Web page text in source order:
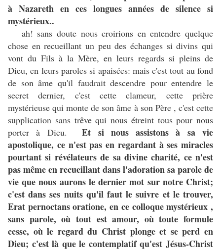
à Nazareth en ces longues années de silence si
mystérieux..
ah! sans doute nous croirions en entendre quelque
chose en recueillant un peu des échanges si divins qui
vont du Fils à la Mère, en leurs regards si pleins de
Dieu, en leurs paroles si apaisées: mais c'est tout au fond
de son âme qu'il faudrait descendre pour entendre le
secret dernier, c'est cette clameur, cette prière
mystérieuse qui monte de son âme à son Père , c'est cette
supplication sans trêve qui nous étreint tous pour nous
porter à Dieu.Et si nous assistons à sa vie
apostolique, ce n'est pas en regardant à ses miracles
pourtant si révélateurs de sa divine charité, ce n'est
pas même en recueillant dans l'adoration sa parole de
vie que nous aurons le dernier mot sur notre Christ;
c'est dans ses nuits qu'il faut le suivre et le trouver,
Erat pernoctans oratione, en ce colloque mystérieux ,
sans parole, où tout est amour, où toute formule
cesse, où le regard du Christ plonge et se perd en
Dieu; c'est là que le contemplatif qu'est Jésus-Christ